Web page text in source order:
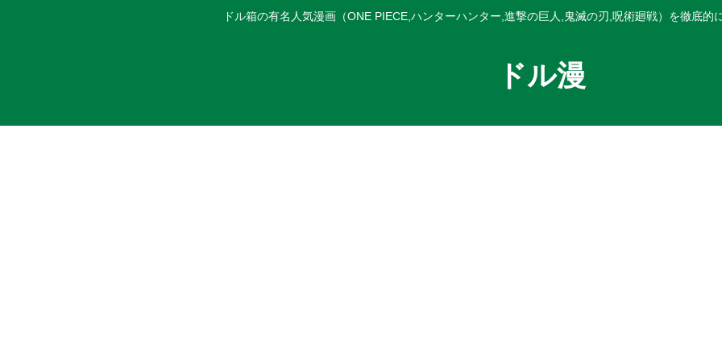
ドル箱の有名人気漫画（ONE PIECE,ハンターハンター,進撃の巨人,鬼滅の刃,呪術廻戦）を徹底的
ドル漫